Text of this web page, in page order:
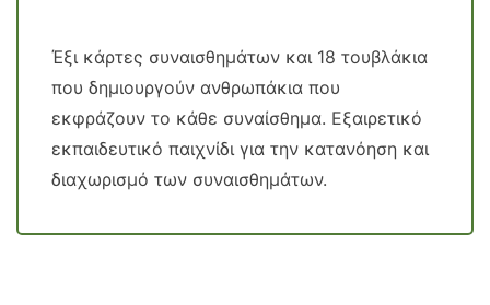
Έξι κάρτες συναισθημάτων και 18 τουβλάκια
που δημιουργούν ανθρωπάκια που
εκφράζουν το κάθε συναίσθημα. Εξαιρετικό
εκπαιδευτικό παιχνίδι για την κατανόηση και
διαχωρισμό των συναισθημάτων.